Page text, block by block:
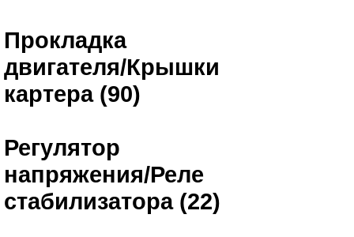
Прокладка
двигателя/Крышки
картера (90)
Регулятор
напряжения/Реле
стабилизатора (22)